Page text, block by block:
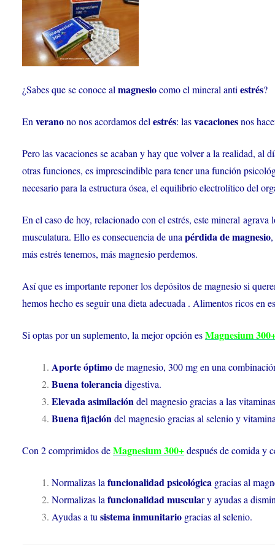
¿Sabes que se conoce al magnesiocomo el mineral anti estrés?
En veranono nos acordamos del estrés: lasvacacionesnos
Pero las vacaciones se acaban y hay que volver a la realidad, al
otras funciones, es imprescindible para tener una función
necesario para la estructura ósea, el equilibrio electrolítico del
En el caso de hoy, relacionado con el estrés, este mineral
musculatura. Ello es consecuencia de una pérdida de magnesio
más estrés tenemos, más magnesio perdemos.
Así que es importante reponer los depósitos de magnesio si
hemos hecho es seguir una dieta adecuada . Alimentos ricos en
Si optas por un suplemento, la mejor opción esMagnesium
Aporte óptimode magnesio, 300 mg en una
Buena toleranciadigestiva.
Elevada asimilacióndel magnesio gracias a las
Buena fijacióndel magnesio gracias al selenio y
Con 2 comprimidos deMagnesium 300+después de comida y
Normalizas la funcionalidad psicológica gracias al
Normalizas la funcionalidad muscular y ayudas a
Ayudas a tu sistema inmunitario gracias al selenio.